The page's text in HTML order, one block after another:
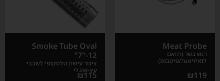
Meat Probe
רגש בשר (תואם
לואיזיאנה/פיטבוס)
₪119
Smoke Tube Oval
7"-12"
צינור עישון טלסקופי לשבבי
עץ-אובלי
₪115